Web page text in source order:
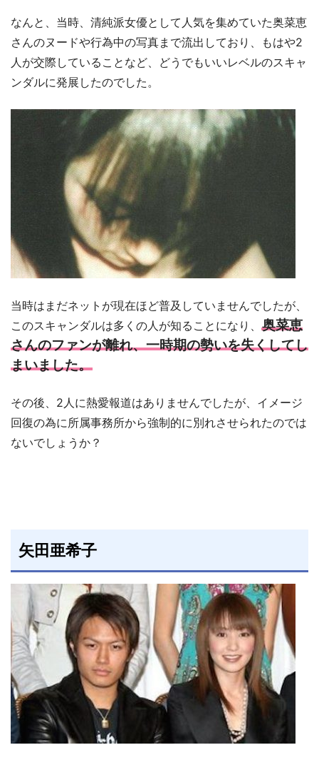
なんと、当時、清純派女優として人気を集めていた奥菜恵
さんのヌードや行為中の写真まで流出しており、もはや2
人が交際していることなど、どうでもいいレベルのスキャ
ンダルに発展したのでした。
当時はまだネットが現在ほど普及していませんでしたが、
このスキャンダルは多くの人が知ることになり、 奥菜恵
さんのファンが離れ、一時期の勢いを失くしてし
まいました。
その後、2人に熱愛報道はありませんでしたが、イメージ
回復の為に所属事務所から強制的に別れさせられたのでは
ないでしょうか？
矢田亜希子